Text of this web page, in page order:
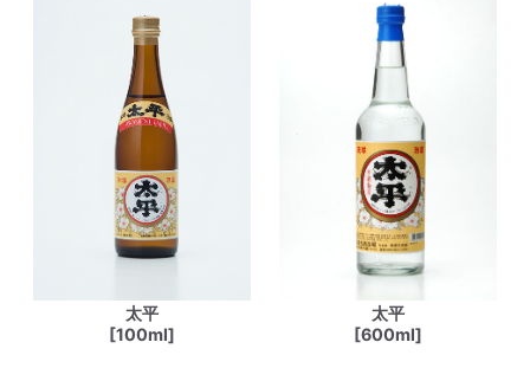
太平
[100ml]
太平
[600ml]